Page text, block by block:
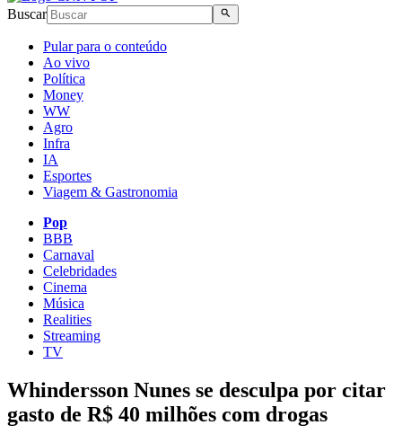
Buscar
Pular para o conteúdo
Ao vivo
Política
Money
WW
Agro
Infra
IA
Esportes
Viagem & Gastronomia
Pop
BBB
Carnaval
Celebridades
Cinema
Música
Realities
Streaming
TV
Whindersson Nunes se desculpa por citar
gasto de R$ 40 milhões com drogas